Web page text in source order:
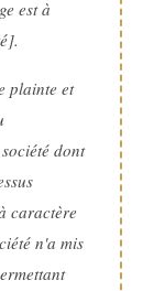
est à
plainte et
dont
caractère
n'a mis